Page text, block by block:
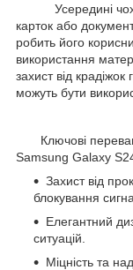
Усередині
карток або
робить його
використання
захист від
можуть бути
Ключові
Samsung Galaxy
Захист від
блокування
Елегантний
ситуацій.
Міцність та